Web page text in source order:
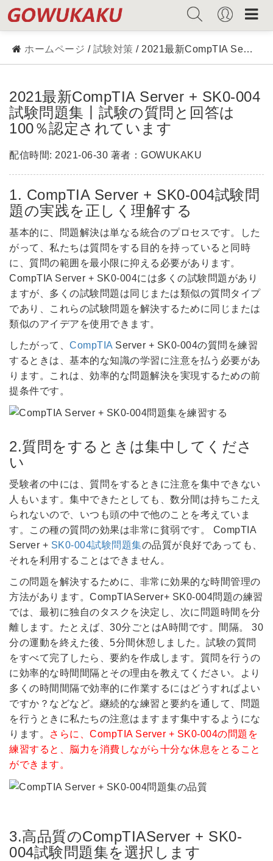
ホームページ / 試験対策 / 2021最新CompTIA Server + SK0-004試験問題集丨試験の質問と回答は100％認定されています
2021最新CompTIA Server + SK0-004
試験問題集丨試験の質問と回答は
100％認定されています
配信時間: 2021-06-30 著者：GOWUKAKU
1. CompTIA Server + SK0-004試験問
題の実践を正しく理解する
基本的に、問題解決は単なる統合のプロセスです。した
がって、私たちは質問をする目的を持っていると同時
に、質問の範囲を最小限に抑える必要があります。
CompTIA Server + SK0-004には多くの試験問題があり
ますが、多くの試験問題は同じまたは類似の質問タイプ
であり、これらの試験問題を解決するために同じまたは
類似のアイデアを使用できます。
したがって、 CompTIA Server + SK0-004の質問を練習
するときは、基本的な知識の学習に注意を払う必要があ
ります。これは、効率的な問題解決を実現するための前
提条件です。
2.質問をするときは集中してくださ
い
受験者の中には、質問をするときに注意を集中できない
人もいます。集中できたとしても、数分間は持ちこたえ
られないので、いつも頭の中で他のことを考えていま
す。この種の質問の効果は非常に貧弱です。 CompTIA
Server + SK0-004試験問題集の品質が良好であっても、
それを利用することはできません。
この問題を解決するために、非常に効果的な時間管理の
方法があります。CompTIAServer+ SK0-004問題の練習
では、最初に独自のタスクを決定し、次に問題時間を分
離します。たとえば、30分ごとはA時間です。間隔。 30
分の運動を終えた後、5分間休憩しました。試験の質問
をすべて完了したら、要約を作成します。質問を行うの
に効率的な時間間隔とその理由を教えてください。より
多くの時間間隔で効率的に作業するにはどうすればよい
ですか？などなど。継続的な練習と要約を通して、問題
を行うときに私たちの注意はますます集中するようにな
ります。
さらに、CompTIA Server + SK0-004の問題を
練習すると、脳力を消費しながら十分な休息をとること
ができます。
3.高品質のCompTIAServer + SK0-
004試験問題集を選択します